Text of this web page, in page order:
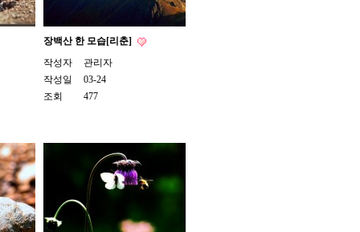
장백산 한 모습[리춘]
작성자
관리자
작성일
03-24
조회
477